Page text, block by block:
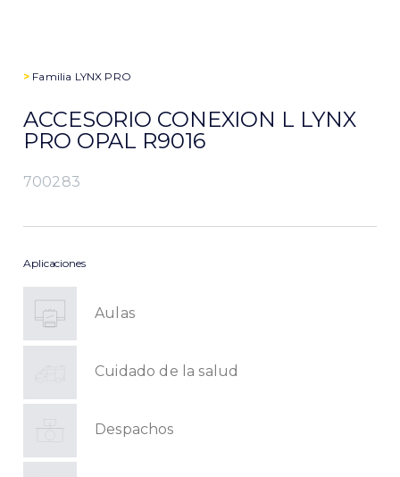
> Familia LYNX PRO
ACCESORIO CONEXION L LYNX
PRO OPAL R9016
700283
Aplicaciones
Aulas
Cuidado de la salud
Despachos